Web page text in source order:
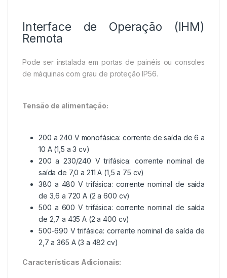
Interface de Operação (IHM)
Remota
Pode ser instalada em portas de painéis ou consoles
de máquinas com grau de proteção IP56.
Tensão de alimentação:
200 a 240 V monofásica: corrente de saída de 6 a
10 A (1,5 a 3 cv)
200 a 230/240 V trifásica: corrente nominal de
saída de 7,0 a 211 A (1,5 a 75 cv)
380 a 480 V trifásica: corrente nominal de saída
de 3,6 a 720 A (2 a 600 cv)
500 a 600 V trifásica: corrente nominal de saída
de 2,7 a 435 A (2 a 400 cv)
500-690 V trifásica: corrente nominal de saída de
2,7 a 365 A (3 a 482 cv)
Características Adicionais: